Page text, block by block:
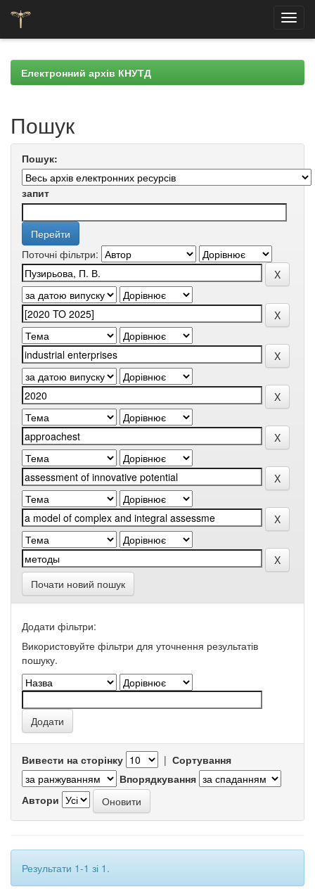
navigationЕлектронний архів КНУТД
Пошук
Пошук:
запит
Поточні фільтри:
Почати новий пошук
Додати фільтри:
Використовуйте фільтри для уточнення результатів
пошуку.
Вивести на сторінку | Сортування
Впорядкування
Автори
Результати 1-1 зі 1.